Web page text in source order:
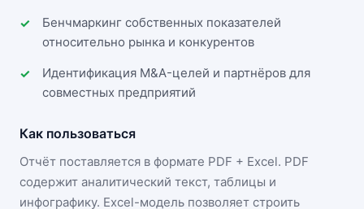
Бенчмаркинг собственных показателей
относительно рынка и конкурентов
Идентификация M&A-целей и партнёров для
совместных предприятий
Как пользоваться
Отчёт поставляется в формате PDF + Excel. PDF
содержит аналитический текст, таблицы и
инфографику. Excel-модель позволяет строить